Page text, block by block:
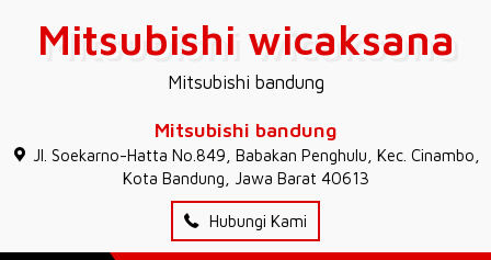
Mitsubishi wicaksana
Mitsubishi bandung
Mitsubishi bandung
JI. Soekarno-Hatta No.849, Babakan Penghulu, Kec. Cinambo,
Kota Bandung, Jawa Barat 40613
Hubungi Kami